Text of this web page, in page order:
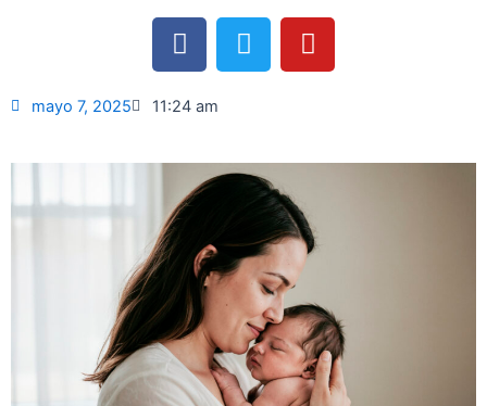
F
a
c
e
o
k
T
w
i
r
Y
o
u
mayo 7, 2025 11:24 am